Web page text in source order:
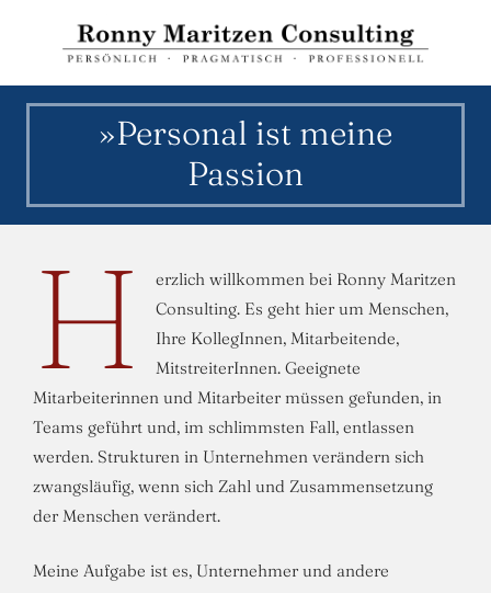
»Personal ist meine
Passion
H
erzlich willkommen bei Ronny Maritzen
Consulting. Es geht hier um Menschen,
Ihre KollegInnen, Mitarbeitende,
MitstreiterInnen. Geeignete
Mitarbeiterinnen und Mitarbeiter müssen gefunden, in
Teams geführt und, im schlimmsten Fall, entlassen
werden. Strukturen in Unternehmen verändern sich
zwangsläufig, wenn sich Zahl und Zusammensetzung
der Menschen verändert.
Meine Aufgabe ist es, Unternehmer und andere